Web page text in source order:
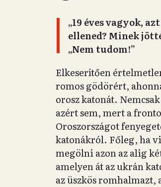
„19 éves vagyok,
ellened? Minek
„Nem tudom!”
Elkeserítően
romos gödörért,
orosz katonát.
azért sem, mert a
Oroszországot
katonákról. Főleg, ha
megölni azon az alig
amelyen át az ukrán
az üszkös